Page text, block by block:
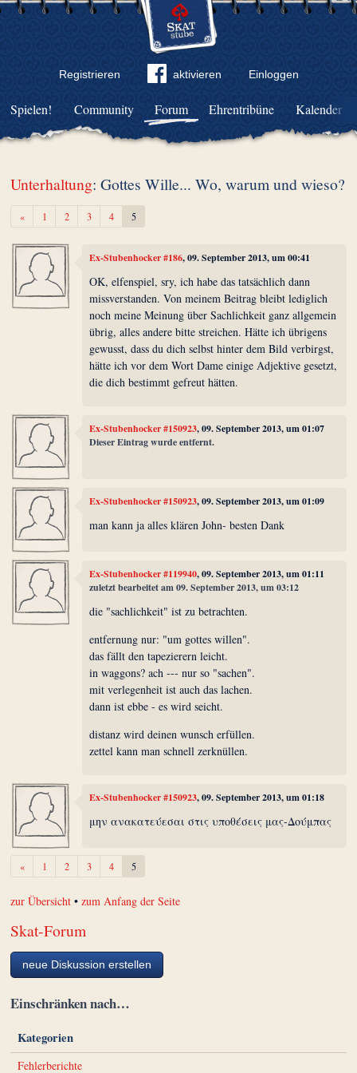
Registrieren aktivieren Einloggen
Community Forum Ehrentribüne Kalender
Spielen!
Unterhaltung: Gottes Wille... Wo, warum und wieso?
«Zurück1 2 3 4 5
Ex-Stubenhocker #186, 09. September 2013, um 00:41
OK, elfenspiel, sry, ich habe das tatsächlich dann
missverstanden. Von meinem Beitrag bleibt lediglich
noch meine Meinung über Sachlichkeit ganz allgemein
übrig, alles andere bitte streichen. Hätte ich übrigens
gewusst, dass du dich selbst hinter dem Bild verbirgst,
hätte ich vor dem Wort Dame einige Adjektive gesetzt,
die dich bestimmt gefreut hätten.
Ex-Stubenhocker #150923, 09. September 2013, um 01:07
Dieser Eintrag wurde entfernt.
Ex-Stubenhocker #150923, 09. September 2013, um 01:09
man kann ja alles klären John- besten Dank
Ex-Stubenhocker #119940, 09. September 2013, um 01:11
zuletzt bearbeitet am 09. September 2013, um 03:12
die "sachlichkeit" ist zu betrachten.
entfernung nur: "um gottes willen".
das fällt den tapezierern leicht.
in waggons? ach --- nur so "sachen".
mit verlegenheit ist auch das lachen.
dann ist ebbe - es wird seicht.
distanz wird deinen wunsch erfüllen.
zettel kann man schnell zerknüllen.
Ex-Stubenhocker #150923, 09. September 2013, um 01:18
μην ανακατεύεσαι στις υποθέσεις μας-Δούμπας
«Zurück1 2 3 4 5
zur Übersicht •zum Anfang der Seite
Skat-Forum
neue Diskussion erstellen
Einschränken nach…
Kategorien
Fehlerberichte